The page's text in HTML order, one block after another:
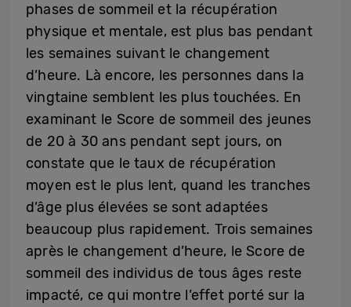
phases de sommeil et la récupération
physique et mentale, est plus bas pendant
les semaines suivant le changement
d’heure. Là encore, les personnes dans la
vingtaine semblent les plus touchées. En
examinant le Score de sommeil des jeunes
de 20 à 30 ans pendant sept jours, on
constate que le taux de récupération
moyen est le plus lent, quand les tranches
d’âge plus élevées se sont adaptées
beaucoup plus rapidement. Trois semaines
après le changement d’heure, le Score de
sommeil des individus de tous âges reste
impacté, ce qui montre l’effet porté sur la